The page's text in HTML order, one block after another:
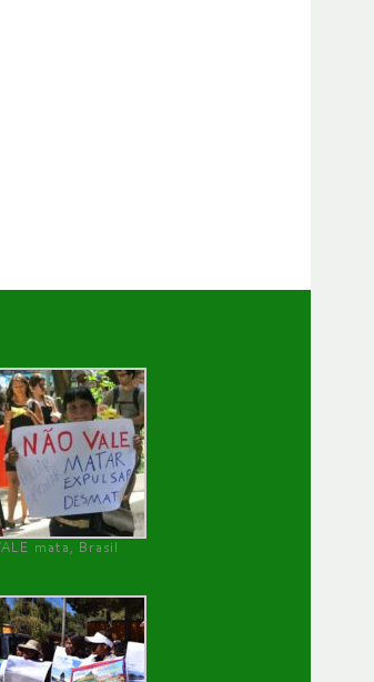
mata, Brasil